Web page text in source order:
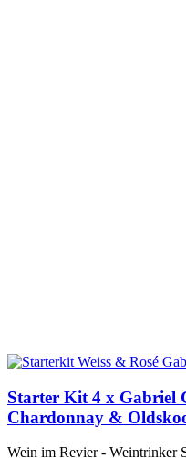
Starter Kit 4 x Gabriel
Chardonnay &
Wein im Revier - Weintrinker